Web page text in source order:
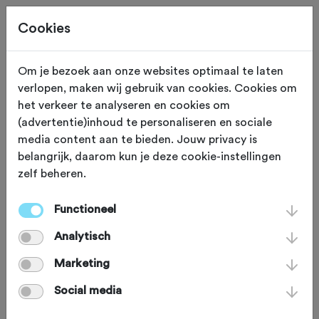
Beoordeling toevoegen voor:
Trainingsronde Maarten Tjallingii
- 33,0 km
Je beoordeling helpt andere sportieve fietsers op
weg. Bedankt!
Wat vond je van deze route?
Cookies
Om je bezoek aan onze websites optimaal te laten
verlopen, maken wij gebruik van cookies. Cookies om
het verkeer te analyseren en cookies om
(advertentie)inhoud te personaliseren en sociale
media content aan te bieden. Jouw privacy is
belangrijk, daarom kun je deze cookie-instellingen
zelf beheren.
Functioneel
Analytisch
Marketing
Social media